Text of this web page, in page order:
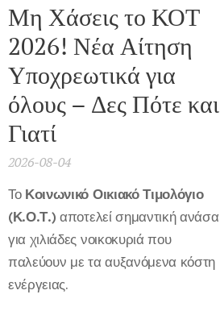
Μη Χάσεις το ΚΟΤ
2026! Νέα Αίτηση
Υποχρεωτικά για
όλους – Δες Πότε και
Γιατί
2026-08-04
Το Κοινωνικό Οικιακό Τιμολόγιο
(Κ.Ο.Τ.) αποτελεί σημαντική ανάσα
για χιλιάδες νοικοκυριά που
παλεύουν με τα αυξανόμενα κόστη
ενέργειας.